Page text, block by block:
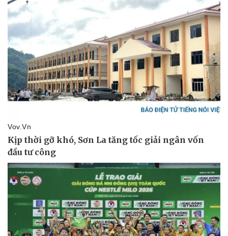
Doanh nghiệp
Thông tin doanh nghiệp
Doanh nghiệp 24h
Doanh nhân
Vì cộng đồng
Công nghệ
Sành điệu
Tin Công nghệ
Trải nghiệm
Chuyển đổi số